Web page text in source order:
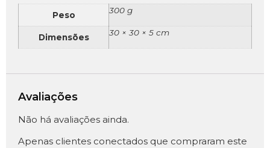
Peso 300 g
Dimensões 30 × 30 × 5 cm
Avaliações
Não há avaliações ainda.
Apenas clientes conectados que compraram este